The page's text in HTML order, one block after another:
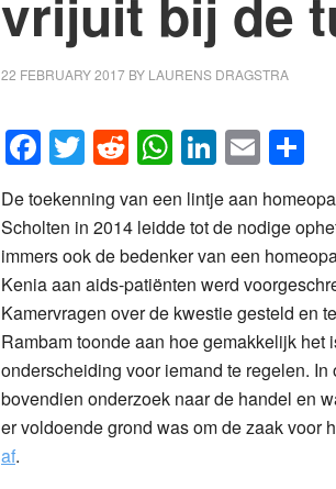
22 FEBRUARY 2017 BY LAURENS DRAGSTRA
Facebook
Twitter
Reddit
WhatsApp
LinkedIn
Email
De toekenning van een lintje aan
Scholten in 2014 leidde tot de nodige
immers ook de bedenker van een
Kenia aan aids-patiënten werd
Kamervragen over de kwestie gesteld en
Rambam toonde aan hoe gemakkelijk het
onderscheiding voor iemand te regelen.
bovendien onderzoek naar de handel en
er voldoende grond was om de zaak voor
af.